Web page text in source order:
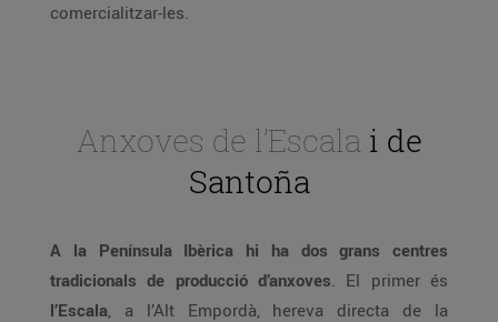
comercialitzar-les.
Anxoves de l’Escalai de
Santoña
A la Península Ibèrica hi ha dos grans centres
tradicionals de producció d’anxoves. El primer és
l’Escala, a l’Alt Empordà, hereva directa de la